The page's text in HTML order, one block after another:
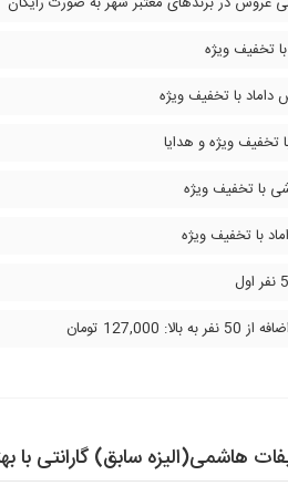
تخفیف ویژه
با تخفیف ویژه
تخفیف ویژه و هدایا
با تخفیف ویژه
با تخفیف ویژه
127,000 تومان
هاشمی(الیزه سابق) گارانتی با